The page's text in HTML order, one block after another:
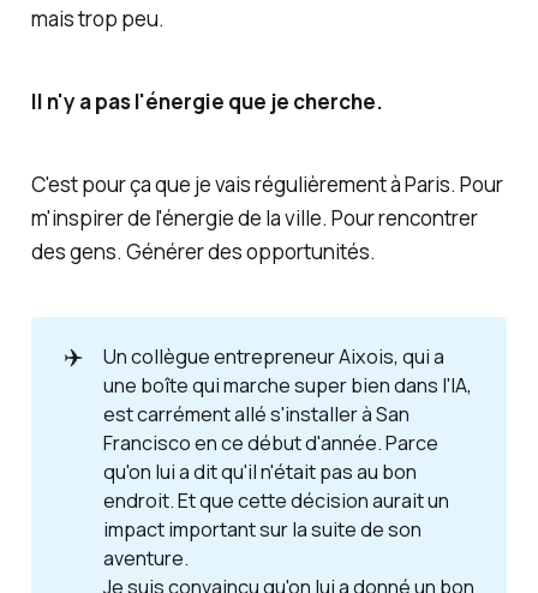
mais trop peu.
Il n'y a pas l'énergie que je cherche.
C'est pour ça que je vais régulièrement à Paris. Pour
m'inspirer de l'énergie de la ville. Pourrencontrer
des gens. Générer desopportunités.
✈️
Un collègue entrepreneur Aixois, qui a
une boîte qui marche super bien dans l'IA,
est carrément allé s'installer à San
Francisco en ce début d'année. Parce
qu'on lui a dit qu'il n'étaitpas au bon
endroit. Et que cette décision aurait un
impact important sur la suite de son
aventure.
Je suis convaincu qu'on lui a donné un bon